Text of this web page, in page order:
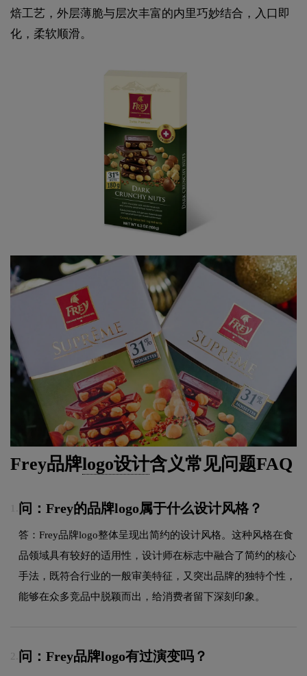
焙工艺，外层薄脆与层次丰富的内里巧妙结合，入口即
化，柔软顺滑。
Frey品牌logo设计含义常见问题FAQ
问：Frey的品牌logo属于什么设计风格？
答：Frey品牌logo整体呈现出简约的设计风格。这种风格在食
品领域具有较好的适用性，设计师在标志中融合了简约的核心
手法，既符合行业的一般审美特征，又突出品牌的独特个性，
能够在众多竞品中脱颖而出，给消费者留下深刻印象。
2. 问：Frey品牌logo有过演变吗？